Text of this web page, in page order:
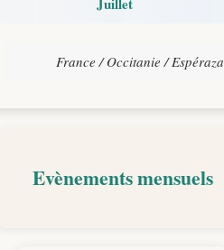
France / Occitanie / Espéraza
Evènements mensuels